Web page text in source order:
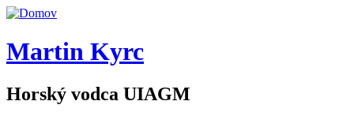
Skočiť na hlavný obsah
Martin Kyrc
Horský vodca UIAGM